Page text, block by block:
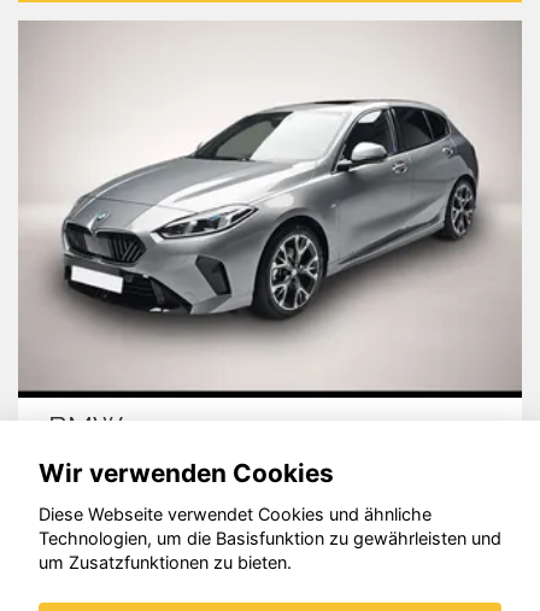
BMW 120
© konjunkturmotor.de GmbH 2020 - 2026
Wir verwenden Cookies
Diese Webseite verwendet Cookies und ähnliche
Technologien, um die Basisfunktion zu gewährleisten und
um Zusatzfunktionen zu bieten.